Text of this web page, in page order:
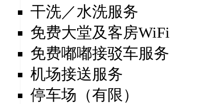
干洗／水洗服务
免费大堂及客房WiFi
免费嘟嘟接驳车服务
机场接送服务
停车场（有限）